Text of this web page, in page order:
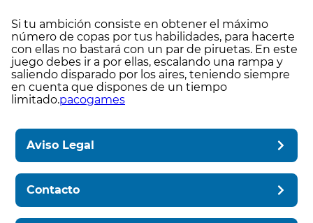
Si tu ambición consiste en obtener el máximo
número de copas por tus habilidades, para hacerte
con ellas no bastará con un par de piruetas. En este
juego debes ir a por ellas, escalando una rampa y
saliendo disparado por los aires, teniendo siempre
en cuenta que dispones de un tiempo
limitado.pacogames
Aviso Legal
Contacto